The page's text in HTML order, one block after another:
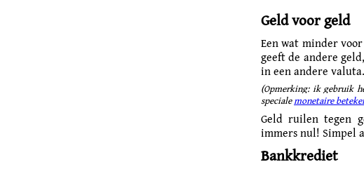
Geld voor geld
Een wat minder
geeft de andere
in een andere
(Opmerking: ik gebruik
specialemonetaire
Geld ruilen tegen
immers nul! Simpel
Bankkrediet